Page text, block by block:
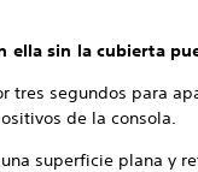
ella sin la cubierta
tres segundos para
de la consola.
superficie plana y